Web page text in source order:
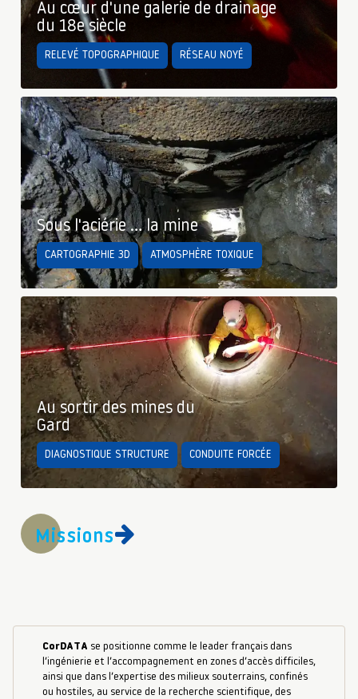
Au cœur d'une galerie de drainage
du 18e siècle
RELEVÉ TOPOGRAPHIQUE RÉSEAU NOYÉ
Sous l'aciérie … la mine
CARTOGRAPHIE 3D ATMOSPHÈRE TOXIQUE
Au sortir des mines du
Gard
DIAGNOSTIQUE STRUCTURE CONDUITE FORCÉE
Missions
CorDATA se positionne comme le leader français dans
l’ingénierie et l’accompagnement en zones d’accès difficiles,
ainsi que dans l’expertise des milieux souterrains, confinés
ou hostiles, au service de la recherche scientifique, des